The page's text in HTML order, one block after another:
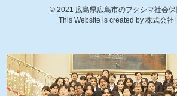
© 2021 広島県広島市のフクシマ社会
This Website is created by 株式会社